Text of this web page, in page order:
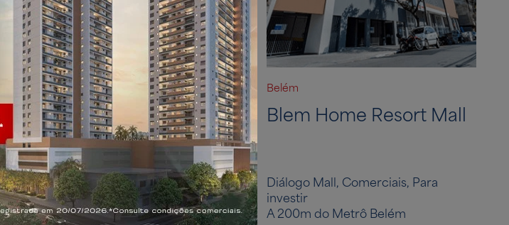
Belém
Club Station Belém Mall
Diálogo Mall, Comerciais, Para
investir
A 350m do Metrô Belém
Belém
Blem Home Resort Mall
Diálogo Mall, Comerciais, Para
investir
A 200m do Metrô Belém